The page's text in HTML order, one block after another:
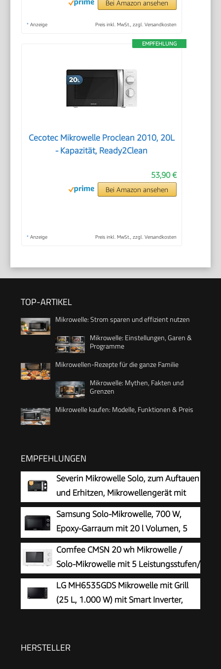
Bei Amazon ansehen
* Anzeige Preis inkl. MwSt., zzgl. Versandkosten
EMPFEHLUNG
Cecotec Mikrowelle Proclean 2010, 20L
- Kapazität, Ready2Clean
53,90 €
Bei Amazon ansehen
* Anzeige Preis inkl. MwSt., zzgl. Versandkosten
TOP-ARTIKEL
Mikrowelle: Strom sparen und effizient nutzen
Mikrowelle: Einstellungen, Garen &
Programme
Mikrowellen-Rezepte für die ganze Familie
Mikrowelle: Mythen, Fakten und
Grenzen
Mikrowelle kaufen: Modelle, Funktionen & Preis
EMPFEHLUNGEN
Severin Mikrowelle Solo, zum Auftauen
und Erhitzen, Mikrowellengerät mit
Drehteller für gleichmäßige
Wärmeverteilung, 17L, Schwarz / Edelstahl, MW
7886
Samsung Solo-Mikrowelle, 700 W,
Epoxy-Garraum mit 20 l Volumen, 5
Leistungsstufen, Defrost, Schwarz,
MS20A3010AL/EG
Comfee CMSN 20 wh Mikrowelle /
Solo-Mikrowelle mit 5 Leistungsstufen/
Innenbeleuchtung/ easy
Defrost/360°Drehteller / Zwei
Drehregler/20L/700W/ Weiß, Mechanisch
LG MH6535GDS Mikrowelle mit Grill
(25 L, 1.000 W) mit Smart Inverter,
HERSTELLER